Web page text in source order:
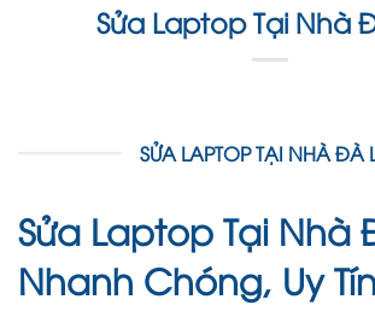
Sửa Laptop Tại Nhà
SỬA LAPTOP TẠI NHÀ ĐÀ
Sửa Laptop Tại Nhà
Nhanh Chóng, Uy